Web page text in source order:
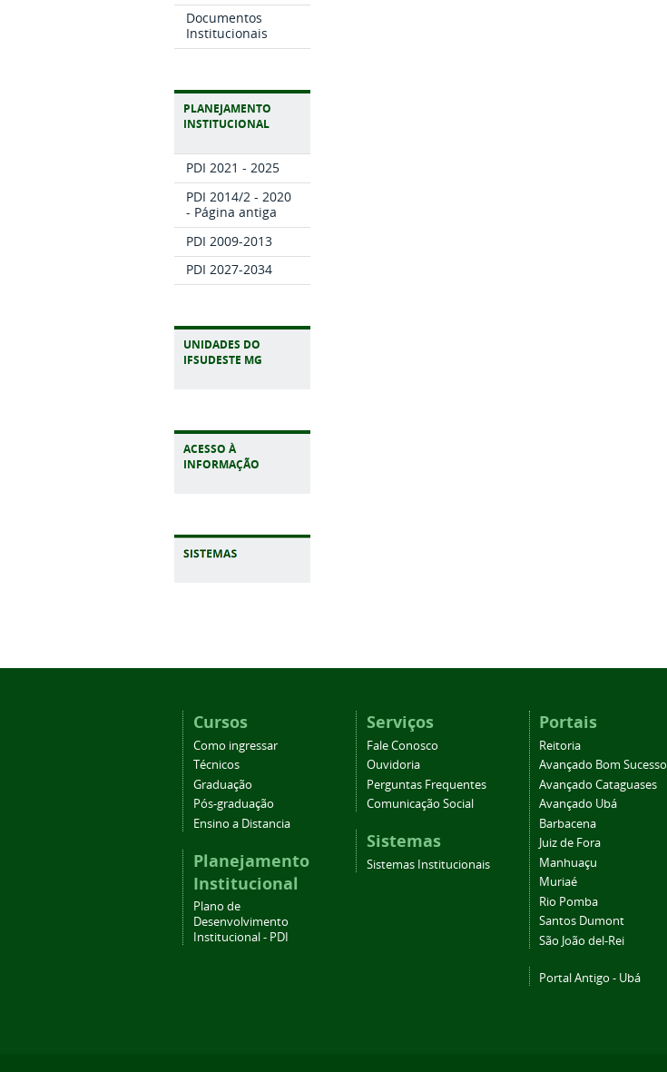
Documentos
Institucionais
PLANEJAMENTO
INSTITUCIONAL
PDI 2021 - 2025
PDI 2014/2 - 2020
- Página antiga
PDI 2009-2013
PDI 2027-2034
UNIDADES DO
IFSUDESTE MG
ACESSO À
INFORMAÇÃO
Cursos
Como ingressar
Técnicos
Graduação
Pós-graduação
Ensino a Distancia
Planejamento
Institucional
Plano de
Desenvolvimento
Institucional - PDI
Serviços
Fale Conosco
Ouvidoria
Perguntas Frequentes
Comunicação Social
Sistemas
Sistemas Institucionais
Portais
Reitoria
Avançado Bom Sucesso
Avançado Cataguases
Avançado Ubá
Barbacena
Juiz de Fora
Manhuaçu
Muriaé
Rio Pomba
Santos Dumont
São João del-Rei
Portal Antigo - Ubá